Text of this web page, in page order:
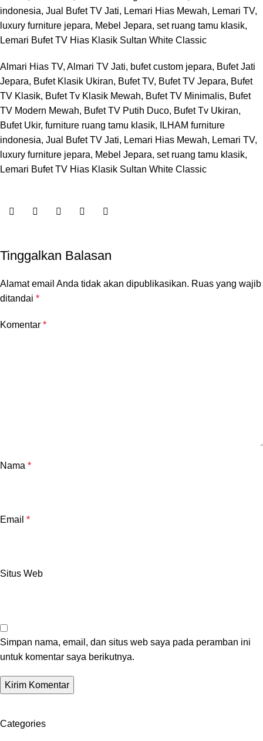
Almari Hias TV, Almari TV Jati, bufet custom jepara, Bufet Jati
Jepara, Bufet Klasik Ukiran, Bufet TV, Bufet TV Jepara, Bufet
TV Klasik, Bufet Tv Klasik Mewah, Bufet TV Minimalis, Bufet
TV Modern Mewah, Bufet TV Putih Duco, Bufet Tv Ukiran,
Bufet Ukir, furniture ruang tamu klasik, ILHAM furniture
indonesia, Jual Bufet TV Jati, Lemari Hias Mewah, Lemari TV,
luxury furniture jepara, Mebel Jepara, set ruang tamu klasik,
Lemari Bufet TV Hias Klasik Sultan White Classic
Tinggalkan Balasan
Alamat email Anda tidak akan dipublikasikan. Ruas yang wajib
ditandai *
Komentar *
Nama *
Email *
Situs Web
Simpan nama, email, dan situs web saya pada peramban ini
untuk komentar saya berikutnya.
Categories